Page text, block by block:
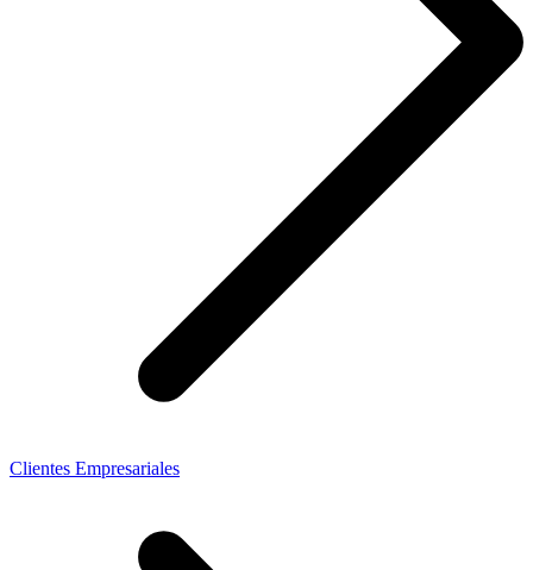
Clientes Empresariales